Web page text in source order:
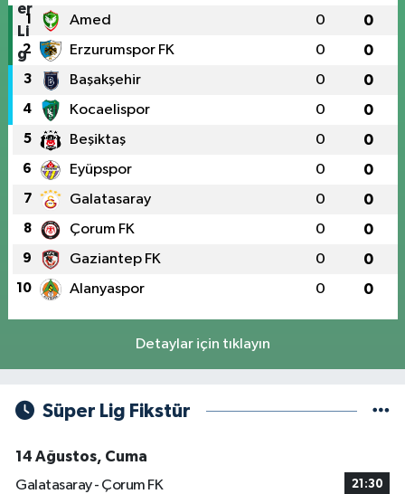
1 Amed 0 0
2 Erzurumspor FK 0 0
3 Başakşehir 0 0
4 Kocaelispor 0 0
5 Beşiktaş 0 0
6 Eyüpspor 0 0
7 Galatasaray 0 0
8 Çorum FK 0 0
9 Gaziantep FK 0 0
10 Alanyaspor 0 0
Detaylar için tıklayın
Süper Lig Fikstür
14 Ağustos, Cuma
Galatasaray - Çorum FK
21:30